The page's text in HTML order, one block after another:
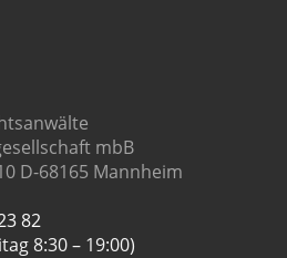
mbB
D-68165 Mannheim
82
8:30 – 19:00)